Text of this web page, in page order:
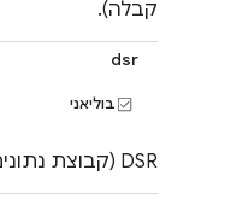
קבלה).
dsr
בוליאני
DSR (קבוצת נתונים מוכנה).